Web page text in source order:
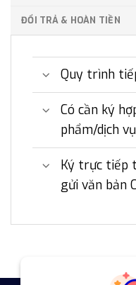
ĐỔI TRẢ & HOÀN TIỀN
Quy trình
Có cần ký
phẩm/dịch
Ký trực tiếp
gửi văn bản